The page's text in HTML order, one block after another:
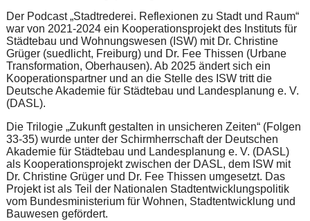
Der Podcast „Stadtrederei. Reflexionen zu Stadt und Raum“
war von 2021-2024 ein Kooperationsprojekt des Instituts für
Städtebau und Wohnungswesen (ISW) mit Dr. Christine
Grüger (suedlicht, Freiburg) und Dr. Fee Thissen (Urbane
Transformation, Oberhausen). Ab 2025 ändert sich ein
Kooperationspartner und an die Stelle des ISW tritt die
Deutsche Akademie für Städtebau und Landesplanung e. V.
(DASL).
Die Trilogie „Zukunft gestalten in unsicheren Zeiten“ (Folgen
33-35) wurde unter der Schirmherrschaft der Deutschen
Akademie für Städtebau und Landesplanung e. V. (DASL)
als Kooperationsprojekt zwischen der DASL, dem ISW mit
Dr. Christine Grüger und Dr. Fee Thissen umgesetzt. Das
Projekt ist als Teil der Nationalen Stadtentwicklungspolitik
vom Bundesministerium für Wohnen, Stadtentwicklung und
Bauwesen gefördert.